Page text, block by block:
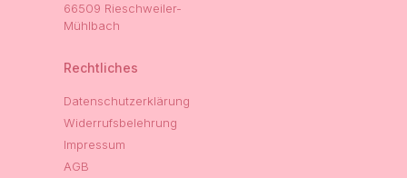
66509 Rieschweiler-
Mühlbach
Rechtliches
Datenschutzerklärung
Widerrufsbelehrung
Impressum
AGB